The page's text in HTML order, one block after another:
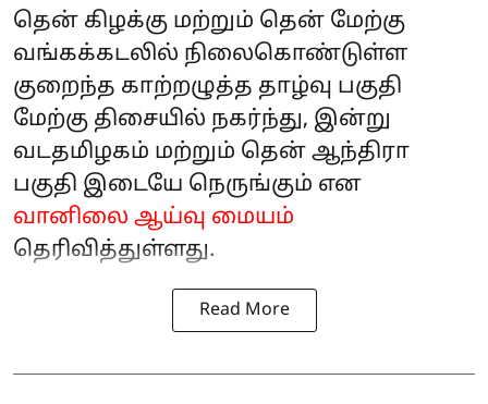
தென் கிழக்கு மற்றும் தென் மேற்கு
வங்கக்கடலில் நிலைகொண்டுள்ள
குறைந்த காற்றழுத்த தாழ்வு பகுதி
மேற்கு திசையில் நகர்ந்து, இன்று
வடதமிழகம் மற்றும் தென் ஆந்திரா
பகுதி இடையே நெருங்கும் என
வானிலை ஆய்வு மையம்
தெரிவித்துள்ளது.
Read More